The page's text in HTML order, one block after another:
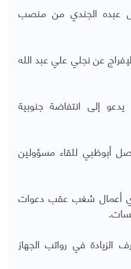
عبده الجندي من منصب
عن نجلي علي عبد الله
يدعو إلى انتفاضة جنوبية
أبوظبي للقاء مسؤولين
أي أعمال شغب عقب دعوات
الزيادة في رواتب الجهاز